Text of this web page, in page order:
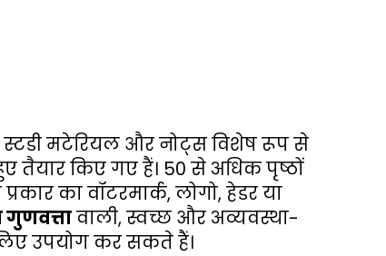
स्टडी मटेरियल और नोट्स विशेष रूप से
किए गए हैं। 50 से अधिक पृष्ठों
का वॉटरमार्क, लोगो, हेडर या
गुणवत्ता वाली, स्वच्छ और अव्यवस्था-
उपयोग कर सकते हैं।